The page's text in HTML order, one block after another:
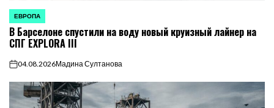
ОПУБЛИКОВАНО
В
ЕВРОПА
В Барселоне спустили на воду новый круизный лайнер на
СПГ EXPLORA III
on04.08.2026Мадина Султанова